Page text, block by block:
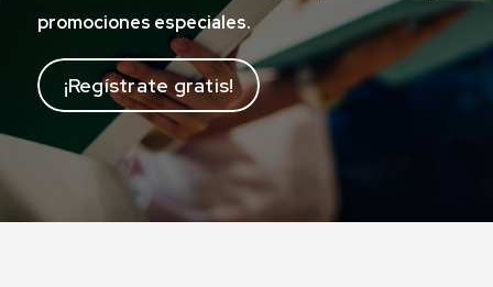
promociones especiales.
¡Regístrate gratis!